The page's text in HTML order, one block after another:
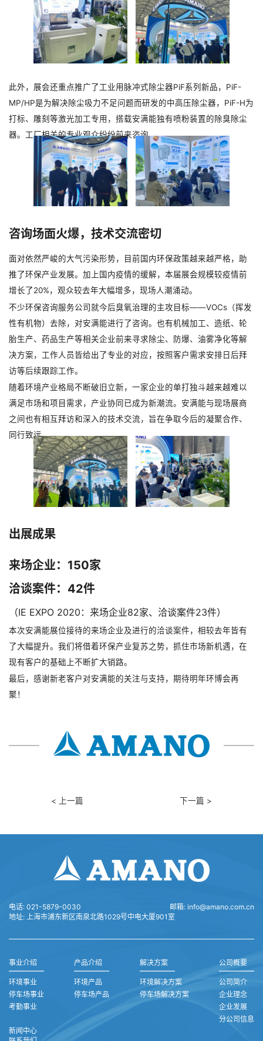
此外，展会还重点推广了工业用脉冲式除尘器PiF系列新品，PiF-
MP/HP是为解决除尘吸力不足问题而研发的中高压除尘器，PiF-H为
打标、雕刻等激光加工专用，搭载安满能独有喷粉装置的除臭除尘
器。工厂相关的专业观众纷纷前来咨询。
咨询场面火爆，技术交流密切
面对依然严峻的大气污染形势，目前国内环保政策越来越严格，助
推了环保产业发展。加上国内疫情的缓解，本届展会规模较疫情前
增长了20%，观众较去年大幅增多，现场人潮涌动。
不少环保咨询服务公司就今后臭氧治理的主攻目标——VOCs（挥发
性有机物）去除，对安满能进行了咨询。也有机械加工、造纸、轮
胎生产、药品生产等相关企业前来寻求除尘、防爆、油雾净化等解
决方案，工作人员皆给出了专业的对应，按照客户需求安排日后拜
访等后续跟踪工作。
随着环境产业格局不断破旧立新，一家企业的单打独斗越来越难以
满足市场和项目需求，产业协同已成为新潮流。安满能与现场展商
之间也有相互拜访和深入的技术交流，旨在争取今后的凝聚合作、
同行致远。
出展成果
来场企业：150家
洽谈案件：42件
（IE EXPO 2020：来场企业82家、洽谈案件23件）
本次安满能展位接待的来场企业及进行的洽谈案件，相较去年皆有
了大幅提升。我们将借着环保产业复苏之势，抓住市场新机遇，在
现有客户的基础上不断扩大销路。
最后，感谢新老客户对安满能的关注与支持，期待明年环博会再
聚！
< 上一篇 下一篇 >
电话: 021-5879-0030 邮箱: info@amano.com.cn
地址: 上海市浦东新区南泉北路1029号中电大厦901室
事业介绍
环境事业
停车场事业
考勤事业
产品介绍
环境产品
停车场产品
解决方案
环境解决方案
停车场解决方案
公司概要
公司简介
企业理念
企业发展
分公司信息
新闻中心